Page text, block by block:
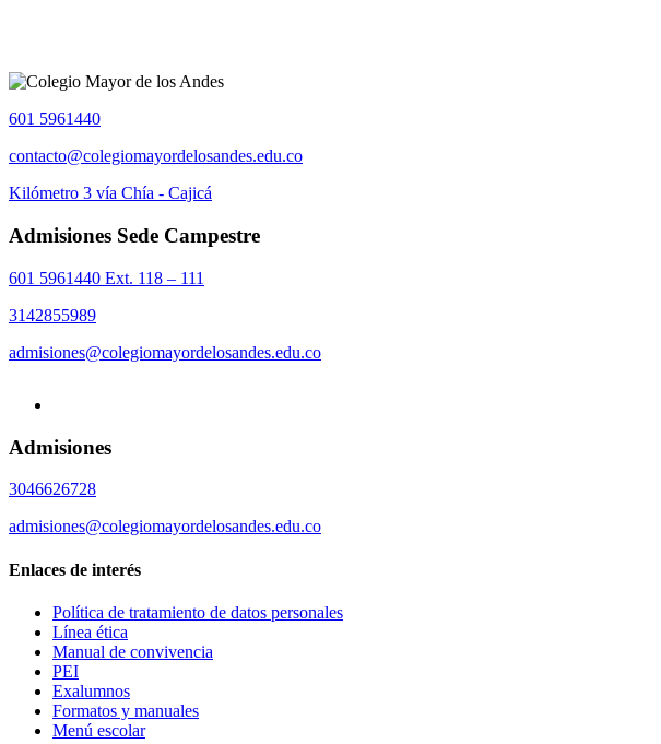
601 5961440
contacto@colegiomayordelosandes.edu.co
Kilómetro 3 vía Chía - Cajicá
Admisiones Sede Campestre
601 5961440 Ext. 118 – 111
3142855989
admisiones@colegiomayordelosandes.edu.co
Admisiones
3046626728
admisiones@colegiomayordelosandes.edu.co
Enlaces de interés
Política de tratamiento de datos personales
Línea ética
Manual de convivencia
PEI
Exalumnos
Formatos y manuales
Menú escolar